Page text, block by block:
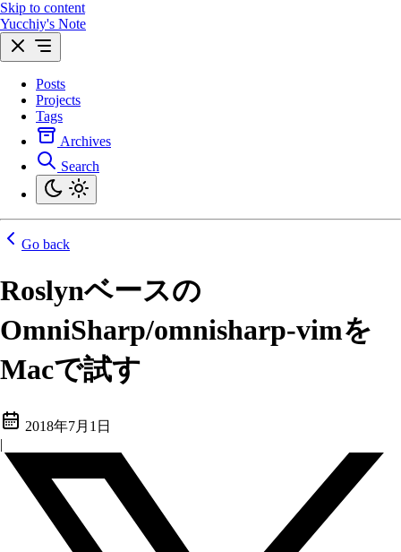
Skip to content
Yucchiy's Note
Posts
Projects
Tags
Archives
Search
Go back
Roslynベースの
OmniSharp/omnisharp-vimを
Macで試す
2018年7月1日
|